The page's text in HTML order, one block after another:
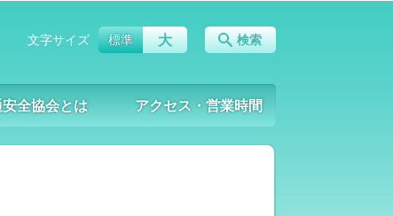
全協会とは アクセス・営業時間
検索
文字サイズ 標準 大